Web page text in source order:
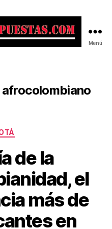
Menú
de la
el
más de
en